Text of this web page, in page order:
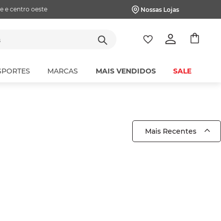
e centro oeste Nossas Lojas
MARCAS MAIS VENDIDOS SALE
Mais Recentes